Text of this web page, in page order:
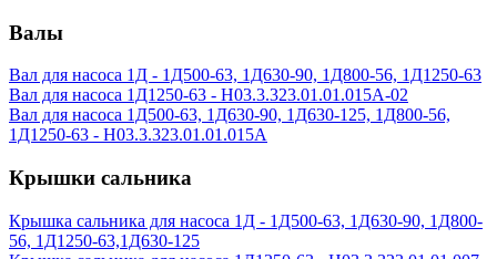
Валы
Вал для насоса 1Д - 1Д500-63, 1Д630-90, 1Д800-56, 1Д1250-63
Вал для насоса 1Д1250-63 - Н03.3.323.01.01.015А-02
Вал для насоса 1Д500-63, 1Д630-90, 1Д630-125, 1Д800-56,
1Д1250-63 - Н03.3.323.01.01.015А
Крышки сальника
Крышка сальника для насоса 1Д - 1Д500-63, 1Д630-90, 1Д800-
56, 1Д1250-63,1Д630-125